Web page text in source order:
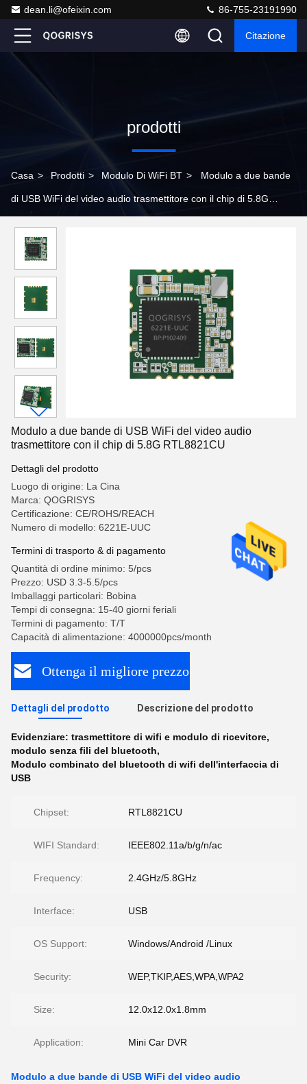
dean.li@ofeixin.com 86-755-23191990
Citazione
prodotti
Casa > Prodotti > Modulo Di WiFi BT > Modulo a due bande
di USB WiFi del video audio trasmettitore con il chip di 5.8G
Modulo a due bande di USB WiFi del video audio
trasmettitore con il chip di 5.8G RTL8821CU
Dettagli del prodotto
Luogo di origine: La Cina
Marca: QOGRISYS
Certificazione: CE/ROHS/REACH
Numero di modello: 6221E-UUC
Termini di trasporto & di pagamento
Quantità di ordine minimo: 5/pcs
Prezzo: USD 3.3-5.5/pcs
Imballaggi particolari: Bobina
Tempi di consegna: 15-40 giorni feriali
Termini di pagamento: T/T
Capacità di alimentazione: 4000000pcs/month
Ottenga il migliore prezzo
Dettagli del prodotto Descrizione del prodotto
Evidenziare: trasmettitore di wifi e modulo di ricevitore,
modulo senza fili del bluetooth,
Modulo combinato del bluetooth di wifi dell'interfaccia di
USB
Chipset: RTL8821CU
WIFI Standard: IEEE802.11a/b/g/n/ac
Frequency: 2.4GHz/5.8GHz
Interface: USB
OS Support: Windows/Android /Linux
Security: WEP,TKIP,AES,WPA,WPA2
Size: 12.0x12.0x1.8mm
Application: Mini Car DVR
Modulo a due bande di USB WiFi del video audio